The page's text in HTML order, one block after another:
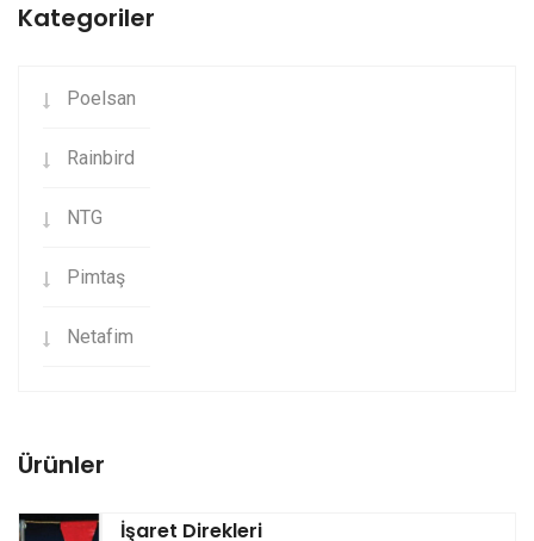
Kategoriler
Poelsan
Rainbird
NTG
Pimtaş
Netafim
Ürünler
İşaret Direkleri